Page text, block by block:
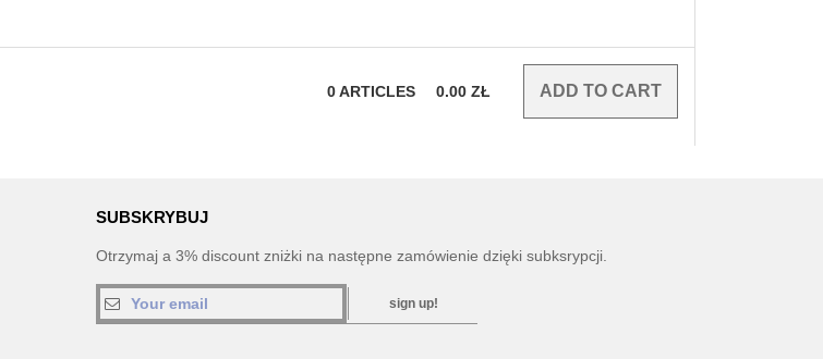
0ARTICLES 0.00 ZŁ
SUBSKRYBUJ
Otrzymaj a 3% discount zniżki na następne zamówienie dzięki subksrypcji.
sign up!